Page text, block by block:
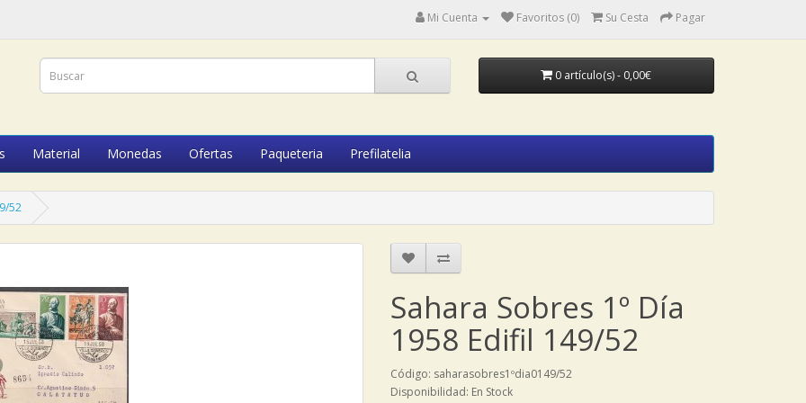
Mi Cuenta Favoritos (0) Su Cesta Pagar
0 artículo(s) - 0,00€
Material Monedas Ofertas Paqueteria Prefilatelia
52
Sahara Sobres 1º Día
1958 Edifil 149/52
Código: saharasobres1ºdia0149/52
Disponibilidad: En Stock